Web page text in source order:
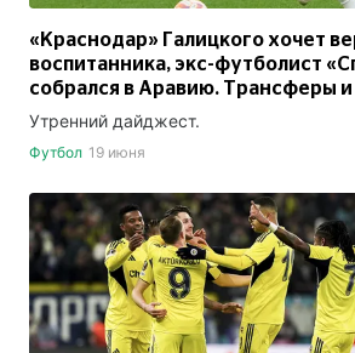
«Краснодар» Галицкого хочет
воспитанника, экс-футболист
собрался в Аравию. Трансферы и
Утренний дайджест.
Футбол 19 июня